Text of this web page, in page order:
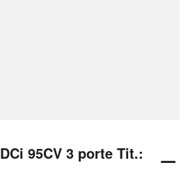
95CV 3 porte Tit.: